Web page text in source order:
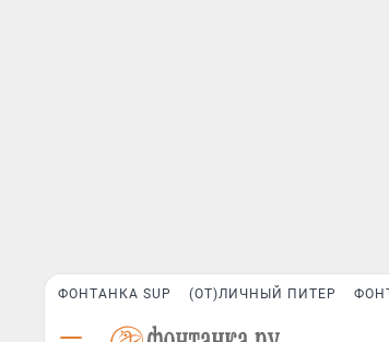
ФОНТАНКА SUP (ОТ)ЛИЧНЫЙ ПИТЕР